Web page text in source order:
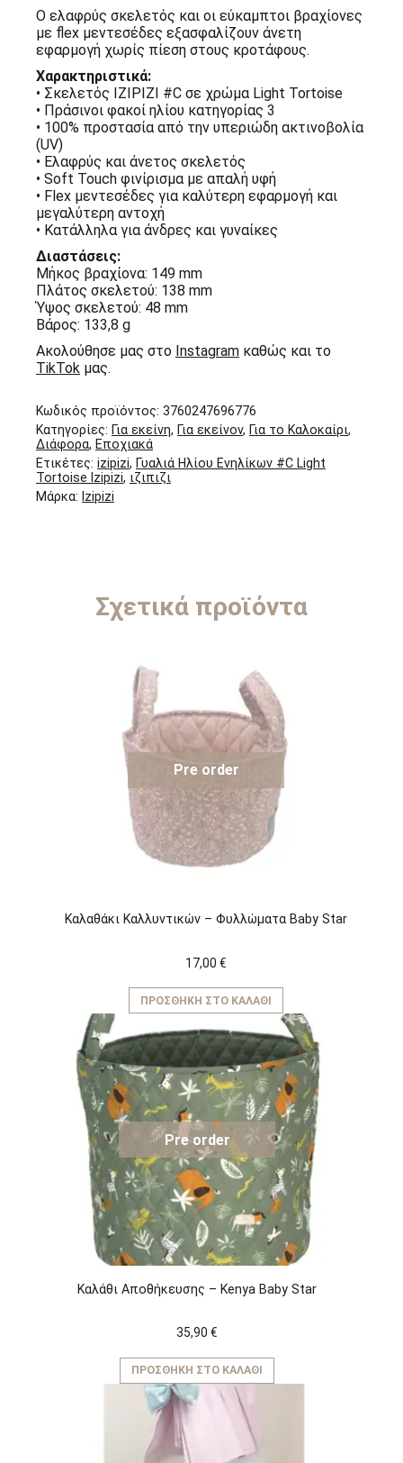
Ο ελαφρύς σκελετός και οι εύκαμπτοι βραχίονες
με flex μεντεσέδες εξασφαλίζουν άνετη
εφαρμογή χωρίς πίεση στους κροτάφους.
Χαρακτηριστικά:
• Σκελετός IZIPIZI #C σε χρώμα Light Tortoise
• Πράσινοι φακοί ηλίου κατηγορίας 3
• 100% προστασία από την υπεριώδη ακτινοβολία
(UV)
• Ελαφρύς και άνετος σκελετός
• Soft Touch φινίρισμα με απαλή υφή
• Flex μεντεσέδες για καλύτερη εφαρμογή και
μεγαλύτερη αντοχή
• Κατάλληλα για άνδρες και γυναίκες
Διαστάσεις:
Μήκος βραχίονα: 149 mm
Πλάτος σκελετού: 138 mm
Ύψος σκελετού: 48 mm
Βάρος: 133,8 g
Ακολούθησε μας στο Instagram καθώς και το
TikTok μας.
Κωδικός προϊόντος: 3760247696776
Κατηγορίες: Για εκείνη, Για εκείνον, Για το Καλοκαίρι,
Διάφορα, Εποχιακά
Ετικέτες: izipizi, Γυαλιά Ηλίου Ενηλίκων #C Light
Tortoise Izipizi, ιζιπιζι
Μάρκα: Izipizi
Σχετικά προϊόντα
Pre order
Kαλαθάκι Καλλυντικών – Φυλλώματα Baby Star
17,00 €
ΠΡΟΣΘΉΚΗ ΣΤΟ ΚΑΛΆΘΙ
Pre order
Καλάθι Αποθήκευσης – Kenya Baby Star
35,90 €
ΠΡΟΣΘΉΚΗ ΣΤΟ ΚΑΛΆΘΙ